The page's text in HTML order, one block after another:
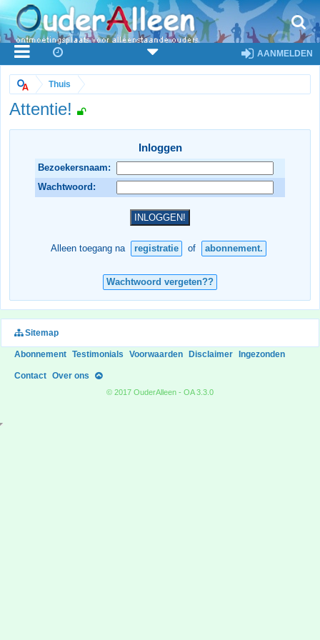
AANMELDEN
Thuis
Attentie!
Inloggen
Bezoekersnaam:
Wachtwoord:
Alleen toegang na registratie of abonnement.
Wachtwoord vergeten??
Sitemap
Abonnement Testimonials Voorwaarden Disclaimer Ingezonden
Contact Over ons
© 2017 OuderAlleen - OA 3.3.0